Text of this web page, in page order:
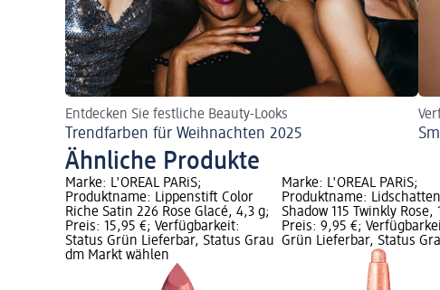
Entdecken Sie festliche Beauty-Looks
Trendfarben für Weihnachten 2025
Ähnliche Produkte
Marke: L'ORÉAL PARiS;
Produktname: Lippenstift Color
Riche Satin 226 Rose Glacé, 4,3 g;
Preis: 15,95 €; Verfügbarkeit:
Status Grün Lieferbar, Status Grau
dm Markt wählen
Marke: L'ORÉAL PARiS;
Produktname:
Shadow 115 Twinkly Rose,
Preis: 9,95 €;
Grün Lieferbar, Status